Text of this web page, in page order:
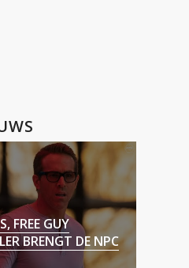
FREE GUY
BRENGT DE NPC